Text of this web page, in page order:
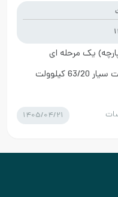
یک مرحله ای
طراحی،تأمین و نصب یک دستگاه پست سیار 63/20 کیلوولت
1405/04/21